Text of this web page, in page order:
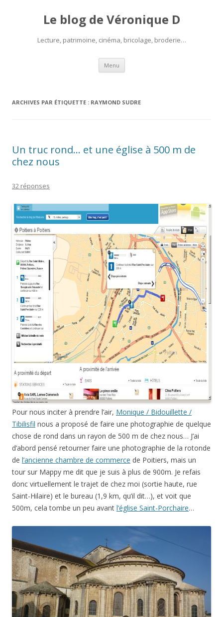
Le blog de Véronique D
Lecture, patrimoine, cinéma, bricolage, broderie…
Menu Aller
contenu
ARCHIVES PAR ÉTIQUETTE : RAYMOND SUDRE
Un truc rond… et une église à 500 m de
chez nous
32 réponses
Pour nous inciter à prendre l’air, Monique / Bidouillette /
Tibilisfil nous a proposé de faire une photographie de quelque
chose de rond dans un rayon de 500 m de chez nous… J’ai
d’abord pensé retourner faire une photographie de la rotonde
de l’ancienne chambre de commerce de Poitiers, mais un
tour sur Mappy me dit que je suis à plus de 900m. Je refais
donc virtuellement le trajet de chez moi (sortie haute, rue
Saint-Hilaire) et le bureau (1,9 km, qu’il dit…), et voit que
500m, cela tombe un peu avant l’église Saint-Porchaire…